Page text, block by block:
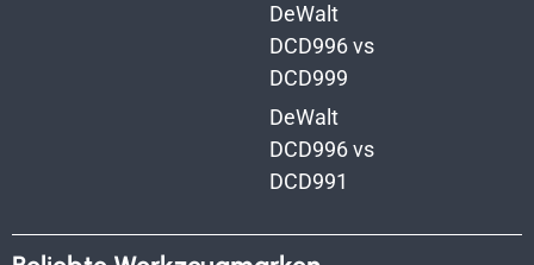
DeWalt
DCD996 vs
DCD999
DeWalt
DCD996 vs
DCD991